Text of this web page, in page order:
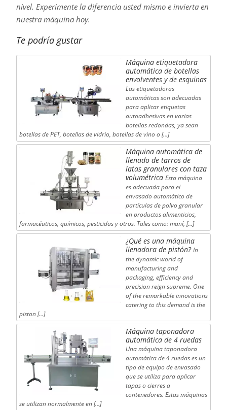
nivel. Experimente la diferencia usted mismo e invierta en
nuestra máquina hoy.
Te podría gustar
Máquina etiquetadora
automática de botellas
envolventes y de esquinas
Las etiquetadoras
automáticas son adecuadas
para aplicar etiquetas
autoadhesivas en varias
botellas redondas, ya sean
botellas de PET, botellas de vidrio, botellas de vino o […]
Máquina automática de
llenado de tarros de
latas granulares con taza
volumétrica Esta máquina
es adecuada para el
envasado automático de
partículas de polvo granular
en productos alimenticios,
farmacéuticos, químicos, pesticidas y otros. Tales como: maní, […]
¿Qué es una máquina
llenadora de pistón? In
the dynamic world of
manufacturing and
packaging, efficiency and
precision reign supreme. One
of the remarkable innovations
catering to this demand is the
piston […]
Máquina taponadora
automática de 4 ruedas
Una máquina taponadora
automática de 4 ruedas es un
tipo de equipo de envasado
que se utiliza para aplicar
tapas o cierres a
contenedores. Estas máquinas
se utilizan normalmente en […]